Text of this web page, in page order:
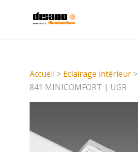
Accueil > Eclairage intérieur>
841 MINICOMFORT | UGR